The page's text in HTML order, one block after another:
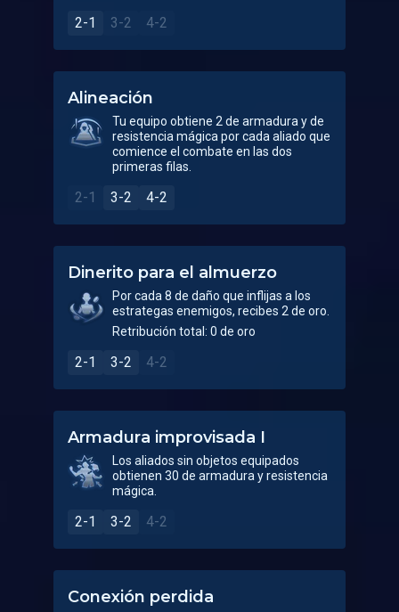
2-1 3-2 4-2
Alineación
Tu equipo obtiene 2 de armadura y de
resistencia mágica por cada aliado que
comience el combate en las dos
primeras filas.
2-1 3-2 4-2
Dinerito para el almuerzo
Por cada 8 de daño que inflijas a los
estrategas enemigos, recibes 2 de oro.
Retribución total: 0 de oro
2-1 3-2 4-2
Armadura improvisada I
Los aliados sin objetos equipados
obtienen 30 de armadura y resistencia
mágica.
2-1 3-2 4-2
Conexión perdida